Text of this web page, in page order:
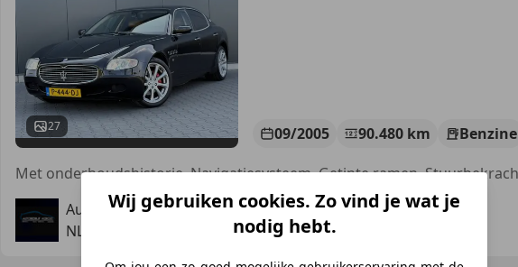
27 09/2005 90.480 km Benzine
Autobedrijf N.Drost
NL-7961 ED RUINERWOLD
Wij gebruiken cookies. Zo vind je wat je
nodig hebt.